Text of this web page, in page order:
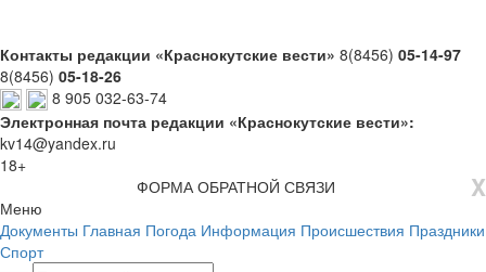
Контакты редакции «Краснокутские вести» 8(8456) 05-14-97
8(8456) 05-18-26
8 905 032-63-74
Электронная почта редакции «Краснокутские вести»:
kv14@yandex.ru
18+
X
ФОРМА ОБРАТНОЙ СВЯЗИ
Меню
Документы Главная Погода Информация Происшествия Праздники
Спорт